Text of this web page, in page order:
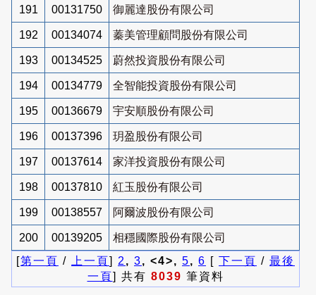
191 00131750 御麗達股份有限公司
192 00134074 蓁美管理顧問股份有限公司
193 00134525 蔚然投資股份有限公司
194 00134779 全智能投資股份有限公司
195 00136679 宇安順股份有限公司
196 00137396 玥盈股份有限公司
197 00137614 家洋投資股份有限公司
198 00137810 紅玉股份有限公司
199 00138557 阿爾波股份有限公司
200 00139205
相穩國際股份有限公司
[第一頁 / 上一頁] 2 , 3, <4>, 5, 6 [ 下一頁 / 最後
一頁] 共有 8039 筆資料